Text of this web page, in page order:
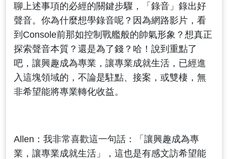
聊上述事項的必經的關鍵步驟，「錄音」錄出好
聲音。你為什麼想學錄音呢？因為網路影片，看
到Console前那如控制戰艦般的帥氣形象？想真正
探索聲音本質？還是為了錢？哈！說到重點了
吧，讓興趣成為專業，讓專業成就生活，已經進
入這塊領域的，不論是駐點、接案，或雙棲，無
非希望能將專業轉化收益。
Allen：我非常喜歡這一句話：「讓興趣成為專
業，讓專業成就生活」，這也是有感文訪希望能